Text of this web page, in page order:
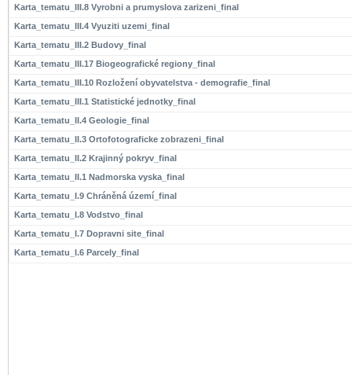
Karta_tematu_III.8 Vyrobni a prumyslova zarizeni_final
Karta_tematu_III.4 Vyuziti uzemi_final
Karta_tematu_III.2 Budovy_final
Karta_tematu_III.17 Biogeografické regiony_final
Karta_tematu_III.10 Rozložení obyvatelstva - demografie_final
Karta_tematu_III.1 Statistické jednotky_final
Karta_tematu_II.4 Geologie_final
Karta_tematu_II.3 Ortofotograficke zobrazeni_final
Karta_tematu_II.2 Krajinný pokryv_final
Karta_tematu_II.1 Nadmorska vyska_final
Karta_tematu_I.9 Chráněná území_final
Karta_tematu_I.8 Vodstvo_final
Karta_tematu_I.7 Dopravni site_final
Karta_tematu_I.6 Parcely_final